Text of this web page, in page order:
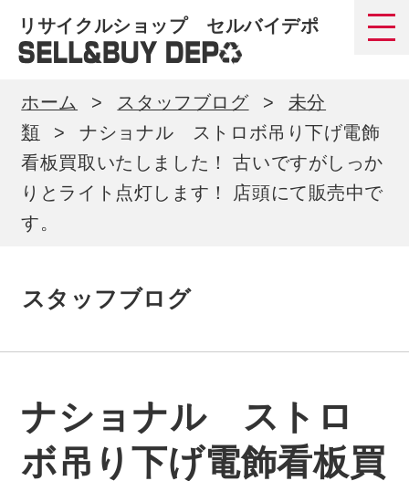
リサイクルショップ セルバイデポ
ホーム スタッフブログ
未分
類
ナショナル ストロボ吊り下げ電飾
看板買取いたしました！ 古いですがしっか
りとライト点灯します！ 店頭にて販売中で
す。
スタッフブログ
ナショナル ストロ
ボ吊り下げ電飾看板買